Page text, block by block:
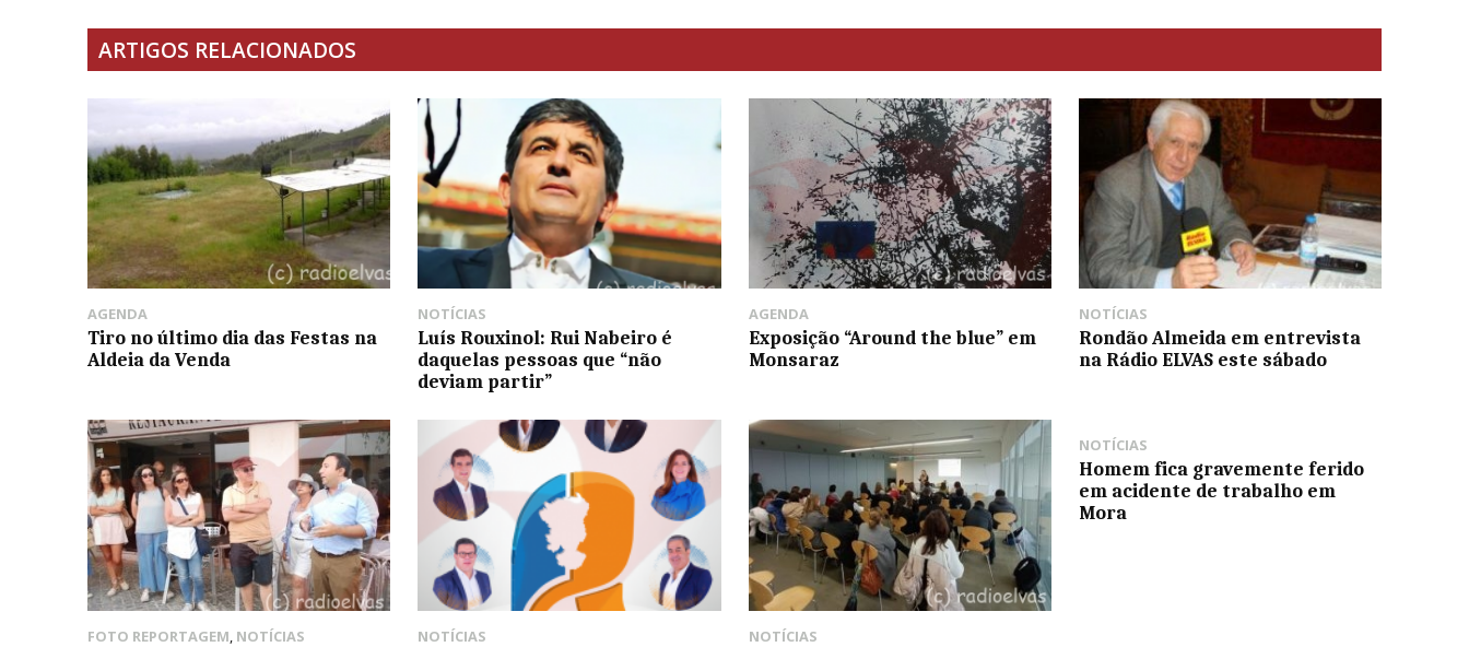
ARTIGOS RELACIONADOS
AGENDA
Tiro no último dia das Festas na
Aldeia da Venda
NOTÍCIAS
Luís Rouxinol: Rui Nabeiro é
daquelas pessoas que “não
deviam partir”
AGENDA
Exposição “Around the blue” em
Monsaraz
NOTÍCIAS
Rondão Almeida em entrevista
na Rádio ELVAS este sábado
FOTO REPORTAGEM, NOTÍCIAS NOTÍCIAS NOTÍCIAS
NOTÍCIAS
Homem fica gravemente ferido
em acidente de trabalho em
Mora